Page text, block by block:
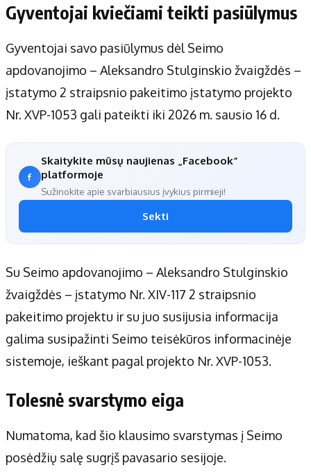
Gyventojai kviečiami teikti pasiūlymus
Gyventojai savo pasiūlymus dėl Seimo
apdovanojimo – Aleksandro Stulginskio žvaigždės –
įstatymo 2 straipsnio pakeitimo įstatymo projekto
Nr. XVP-1053 gali pateikti iki 2026 m. sausio 16 d.
Skaitykite mūsų naujienas „Facebook“
platformoje
Sužinokite apie svarbiausius įvykius pirmieji!
Sekti
Su Seimo apdovanojimo – Aleksandro Stulginskio
žvaigždės – įstatymo Nr. XIV-117 2 straipsnio
pakeitimo projektu ir su juo susijusia informacija
galima susipažinti Seimo teisėkūros informacinėje
sistemoje, ieškant pagal projekto Nr. XVP-1053.
Tolesnė svarstymo eiga
Numatoma, kad šio klausimo svarstymas į Seimo
posėdžių salę sugrįš pavasario sesijoje.